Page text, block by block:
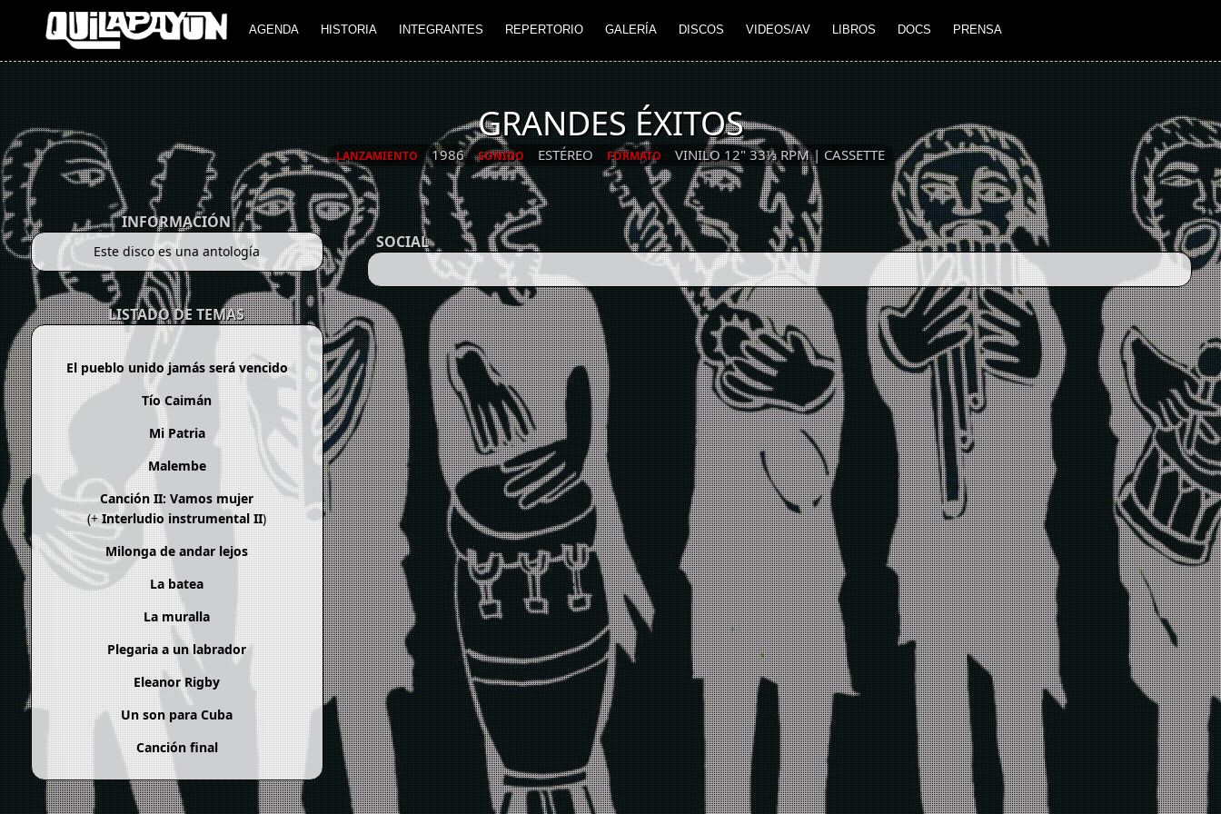
AGENDA HISTORIA INTEGRANTES REPERTORIO GALERÍA DISCOS VIDEOS/AV LIBROS DOCS PRENSA
GRANDES ÉXITOS
LANZAMIENTO 1986 SONIDO ESTÉREO FORMATO VINILO 12" 33⅓ RPM | CASSETTE
INFORMACIÓN
Este disco es una antología
LISTADO DE TEMAS
El pueblo unido jamás será vencido
Tío Caimán
Mi Patria
Malembe
Canción II: Vamos mujer
(+Interludio instrumental II)
Milonga de andar lejos
La batea
La muralla
Plegaria a un labrador
Eleanor Rigby
Un son para Cuba
Canción final
SOCIAL